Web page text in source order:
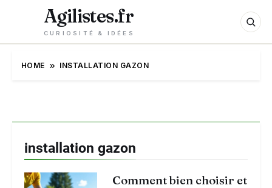
Agilistes.fr
CURIOSITÉ & IDÉES
HOME INSTALLATION GAZON
installation gazon
Comment bien choisir et